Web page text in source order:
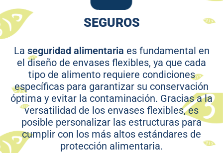
SEGUROS
La seguridad alimentaria es fundamental en
el diseño de envases flexibles, ya que cada
tipo de alimento requiere condiciones
específicas para garantizar su conservación
óptima y evitar la contaminación. Gracias a la
versatilidad de los envases flexibles, es
posible personalizar las estructuras para
cumplir con los más altos estándares de
protección alimentaria.